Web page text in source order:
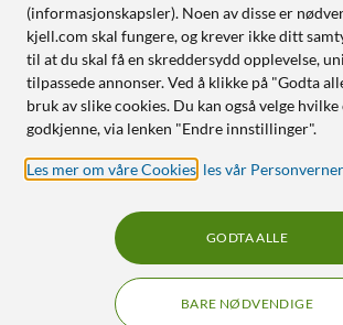
(informasjonskapsler). Noen av disse er
kjell.com skal fungere, og krever ikke ditt
til at du skal få en skreddersydd opplevelse,
tilpassede annonser. Ved å klikke på "Godta
bruk av slike cookies. Du kan også velge
godkjenne, via lenken "Endre innstillinger".
Les mer om våre Cookies les vår
BARE NØDVENDIGE
GODTA ALLE